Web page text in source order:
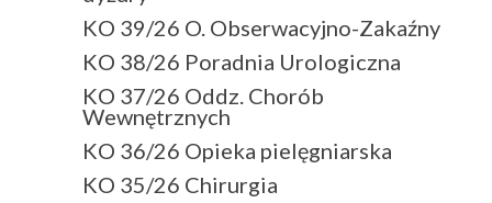
KO 39/26 O. Obserwacyjno-Zakaźny
KO 38/26 Poradnia Urologiczna
KO 37/26 Oddz. Chorób
Wewnętrznych
KO 36/26 Opieka pielęgniarska
KO 35/26 Chirurgia